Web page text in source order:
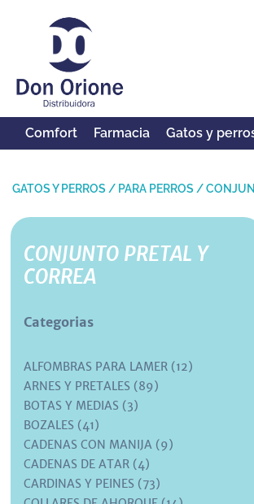
Comfort Farmacia Gatos y
GATOS Y PERROS / PARA PERROS /
CONJUNTO PRETAL Y
CORREA
Categorias
ALFOMBRAS PARA LAMER (12)
ARNES Y PRETALES (89)
BOTAS Y MEDIAS (3)
BOZALES (41)
CADENAS CON MANIJA (9)
CADENAS DE ATAR (4)
CARDINAS Y PEINES (73)